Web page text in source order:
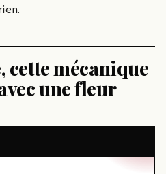
cette mécanique
une fleur